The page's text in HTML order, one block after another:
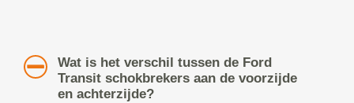
Wat is het verschil tussen de Ford
Transit schokbrekers aan de voorzijde
en achterzijde?